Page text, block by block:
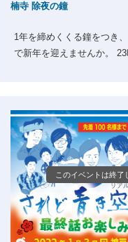
楠寺 除夜の鐘
1年を締めくくる鐘をつき
で新年を迎えませんか。
このイベントは終了